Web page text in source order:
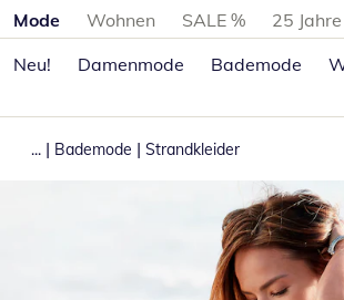
Produktkategorien überspringen
Mode Wohnen SALE %
25
Neu!
Damenmode Bademode
... | Bademode | Strandkleider